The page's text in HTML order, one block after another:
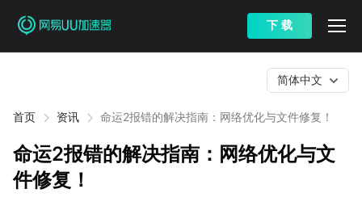
下 载
首页 资讯 命运2报错的解决指南：网络优化与文件修复！
简体中文
命运2报错的解决指南：网络优化与文
件修复！